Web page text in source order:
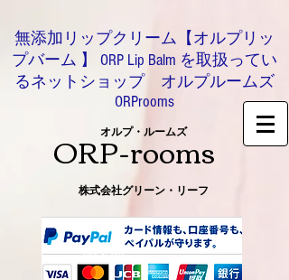
無添加リップクリーム【オルプリッ
プバーム 】 ORP Lip Balm を取扱ってい
るネットショップ オルプルームズ
ORProoms
ORP-rooms
オルプ・ルームズ
株式会社グリーン・リーフ
0466-54-8612